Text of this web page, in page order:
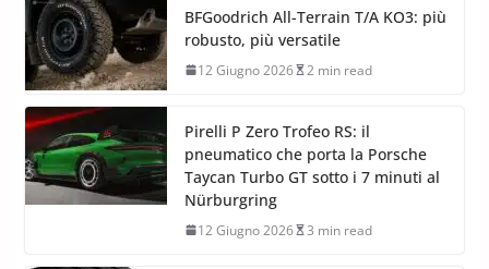
BFGoodrich All-Terrain T/A KO3: più
robusto, più versatile
12 Giugno 2026 2 min read
Pirelli P Zero Trofeo RS: il
pneumatico che porta la Porsche
Taycan Turbo GT sotto i 7 minuti al
Nürburgring
12 Giugno 2026 3 min read